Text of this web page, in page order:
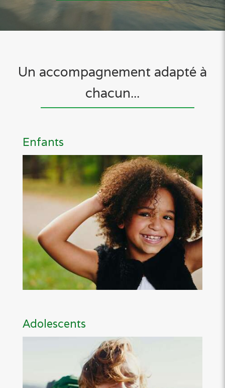
Un accompagnement adapté à
chacun...
Enfants
Adolescents